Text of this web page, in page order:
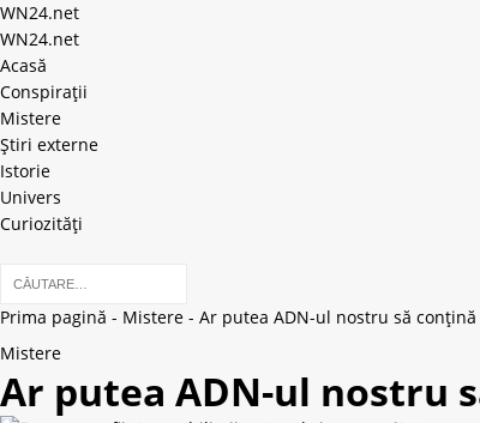
WN24.net
WN24.net
Acasă
Conspirații
Mistere
Știri externe
Istorie
Univers
Curiozități
Prima pagină - Mistere - Ar putea ADN-ul nostru să
Mistere
Ar putea ADN-ul nostru